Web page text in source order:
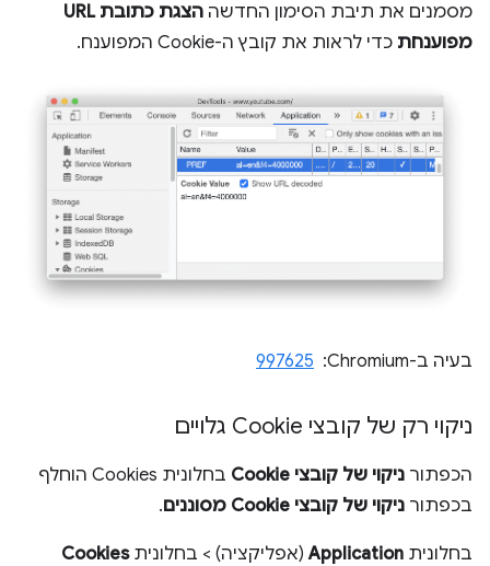
מסמנים את תיבת הסימון החדשה
הצגת כתובת URL
מפוענחת כדי לראות את קובץ ה-Cookie המפוענח.
בעיה ב-Chromium: ‏ 997625
ניקוי רק של קובצי Cookie גלויים
הכפתור ניקוי של קובצי Cookie
בחלונית Cookies הוחלף
בכפתור ניקוי של קובצי Cookie מסוננים .
בחלונית Application(אפליקציה) > בחלוניתCookies